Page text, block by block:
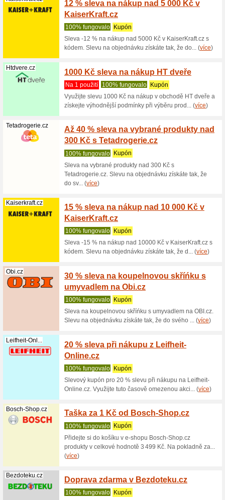
2 000 Kč
Kaiserkraft.cz 15 %
100%
Sleva -
(více)
Kaiserkraft.cz 20 %
100%
(více
Topprosterad...
12 %